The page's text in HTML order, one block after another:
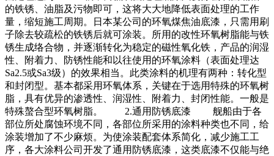
的铁锈、油脂及污物即可，这将大大地降低表面处理的工作
量，缩短施工周期。日本某公司的环氧煤焦油底漆，只需用刷
子除去较疏松的铁锈后就可涂装。所用的改性环氧树脂能与铁
锈生成络合物，并逐渐转化为稳定的磁性氧化铁，产品的润湿
性、附着力、防锈性能和以往使用的环氧涂料（表面处理达
Sa2.5或Sa3级）的效果相当。此类涂料的机理有两种：转化型
和封闭型。基本都采用环氧体系，关键在于选用特殊的环氧树
脂，具有优异的渗透性、润湿性、附着力、封闭性能。一般是
特殊螯合型环氧树脂。 2.通用防锈底漆 舰船由于各
部位所处腐蚀环境不同，各部位所采用的涂料种类也不同，给
涂装增加了不少麻烦。为使涂装配套体系简化，减少施工工
序，各大涂料公司开发了通用防锈底漆，这类底漆不仅能与绝